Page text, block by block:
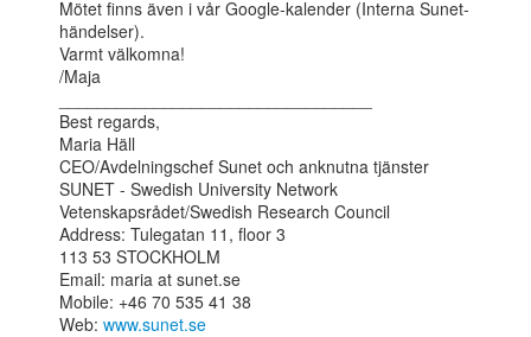
Mötet finns även i vår Google-kalender (Interna Sunet-
händelser).
Varmt välkomna!
/Maja
Best regards,
Maria Häll
CEO/Avdelningschef Sunet och anknutna tjänster
SUNET - Swedish University Network
Vetenskapsrådet/Swedish Research Council
Address: Tulegatan 11, floor 3
113 53 STOCKHOLM
Email: maria at sunet.se
Mobile: +46 70 535 41 38
Web: www.sunet.se